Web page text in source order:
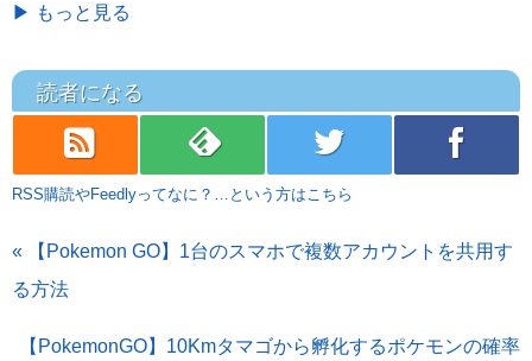
▶ もっと見る
読者になる
rss feedly twitter facebook
RSS購読やFeedlyってなに？…という方はこちら
« 【Pokemon GO】1台のスマホで複数アカウントを共用す
る方法
【PokemonGO】10Kmタマゴから孵化するポケモンの確率